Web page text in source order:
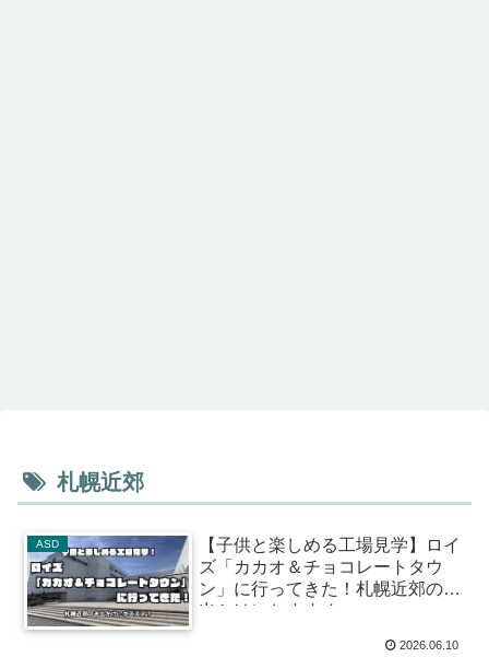
札幌近郊
ASD
【子供と楽しめる工場見学】ロイ
ズ「カカオ＆チョコレートタウ
ン」に行ってきた！札幌近郊のお
出かけにおすすめ
2026.06.10